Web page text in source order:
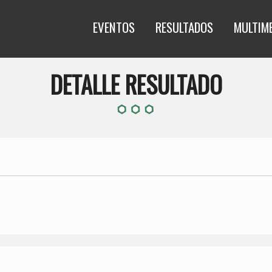
EVENTOS RESULTADOS
DETALLE RESULTADO